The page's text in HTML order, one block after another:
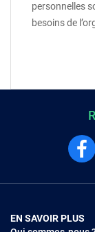
personnelles
besoins de
EN SAVOIR PLUS